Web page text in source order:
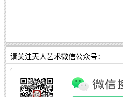
请关注天人艺术微信公众号：